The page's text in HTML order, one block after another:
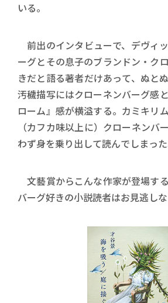
いる。
前出のインタビューで、デヴィ
ーグとその息子のブランドン・ク
きだと語る著者だけあって、ぬと
汚穢描写にはクローネンバーグ感
ローム』感が横溢する。カミキリ
（カフカ味以上に）クローネンバ
わず身を乗り出して読んでしまった
文藝賞からこんな作家が登場す
バーグ好きの小説読者はお見逃しな